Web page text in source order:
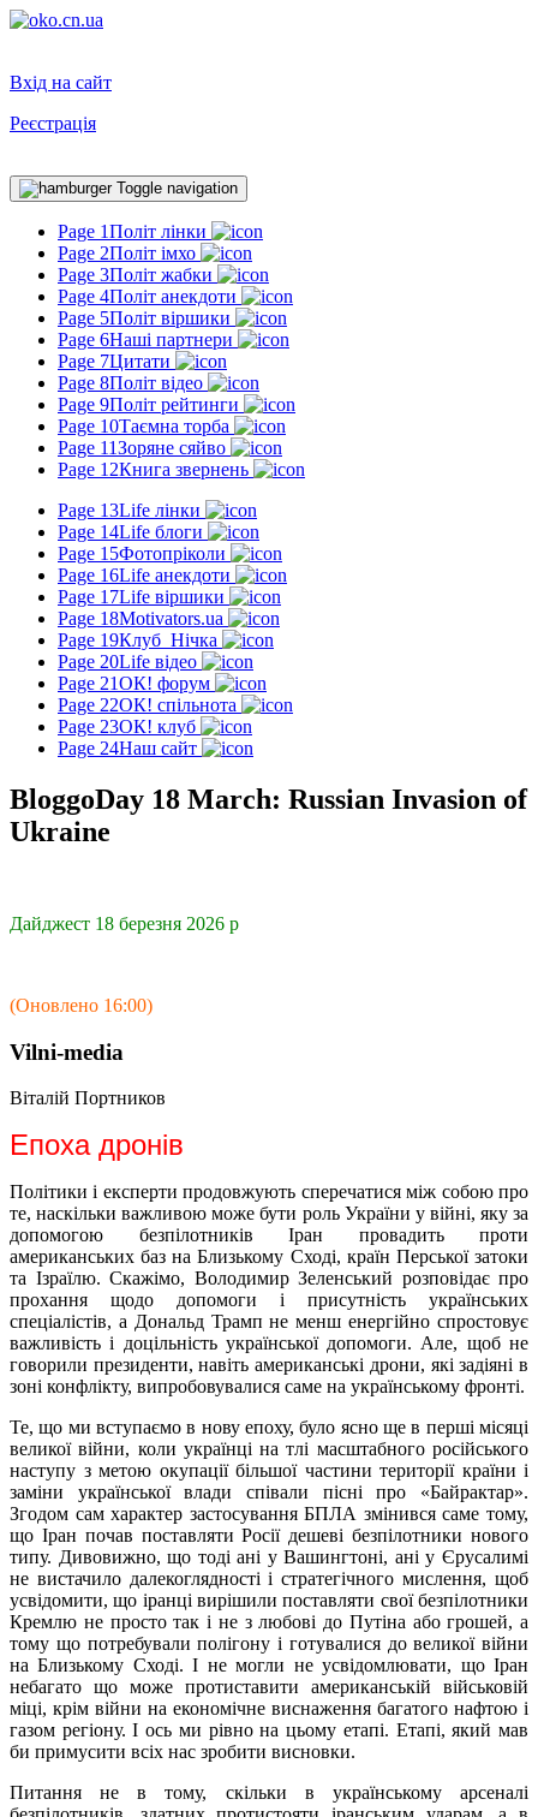
Вхід на сайт
Реєстрація
Toggle navigation
Page 1Політ лінки
Page 2Політ імхо
Page 3Політ жабки
Page 4Політ анекдоти
Page 5Політ віршики
Page 6Наші партнери
Page 7Цитати
Page 8Політ відео
Page 9Політ рейтинги
Page 10Таємна торба
Page 11Зоряне сяйво
Page 12Книга звернень
Page 13Life лінки
Page 14Life блоги
Page 15Фотопріколи
Page 16Life анекдоти
Page 17Life віршики
Page 18Motivators.ua
Page 19Клуб_Нічка
Page 20Life відео
Page 21ОК! форум
Page 22ОК! спільнота
Page 23ОК! клуб
Page 24Наш сайт
BloggoDay 18 March: Russian Invasion of
Ukraine
Дайджест 18 березня 2026 р
(Оновлено 16:00)
Vilni-media
Віталій Портников
Епоха дронів
Політики і експерти продовжують сперечатися між собою про
те, наскільки важливою може бути роль України у війні, яку за
допомогою безпілотників Іран провадить проти
американських баз на Близькому Сході, країн Перської затоки
та Ізраїлю. Скажімо, Володимир Зеленський розповідає про
прохання щодо допомоги і присутність українських
спеціалістів, а Дональд Трамп не менш енергійно спростовує
важливість і доцільність української допомоги. Але, щоб не
говорили президенти, навіть американські дрони, які задіяні в
зоні конфлікту, випробовувалися саме на українському фронті.
Те, що ми вступаємо в нову епоху, було ясно ще в перші місяці
великої війни, коли українці на тлі масштабного російського
наступу з метою окупації більшої частини території країни і
заміни української влади співали пісні про «Байрактар».
Згодом сам характер застосування БПЛА змінився саме тому,
що Іран почав поставляти Росії дешеві безпілотники нового
типу. Дивовижно, що тоді ані у Вашингтоні, ані у Єрусалимі
не вистачило далекоглядності і стратегічного мислення, щоб
усвідомити, що іранці вирішили поставляти свої безпілотники
Кремлю не просто так і не з любові до Путіна або грошей, а
тому що потребували полігону і готувалися до великої війни
на Близькому Сході. І не могли не усвідомлювати, що Іран
небагато що може протиставити американській військовій
міці, крім війни на економічне виснаження багатого нафтою і
газом регіону. І ось ми рівно на цьому етапі. Етапі, який мав
би примусити всіх нас зробити висновки.
Питання не в тому, скільки в українському арсеналі